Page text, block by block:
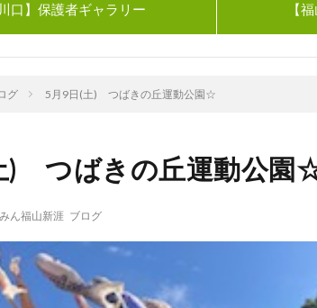
川口】保護者ギャラリー 【
グ 5月9日(土) つばきの丘運動公園☆
) つばきの丘運動公園
ん福山新涯 ブログ